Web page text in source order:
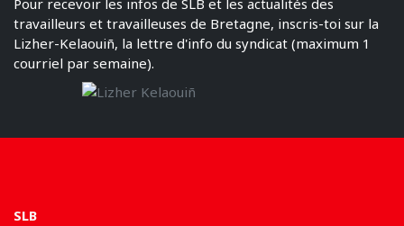
travailleurs et travailleuses de Bretagne, inscris-toi sur la
Lizher-Kelaouiñ, la lettre d'info du syndicat (maximum 1
courriel par semaine).
SLB